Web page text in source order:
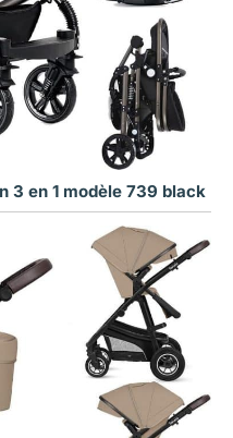
3 en 1 modèle 739 black